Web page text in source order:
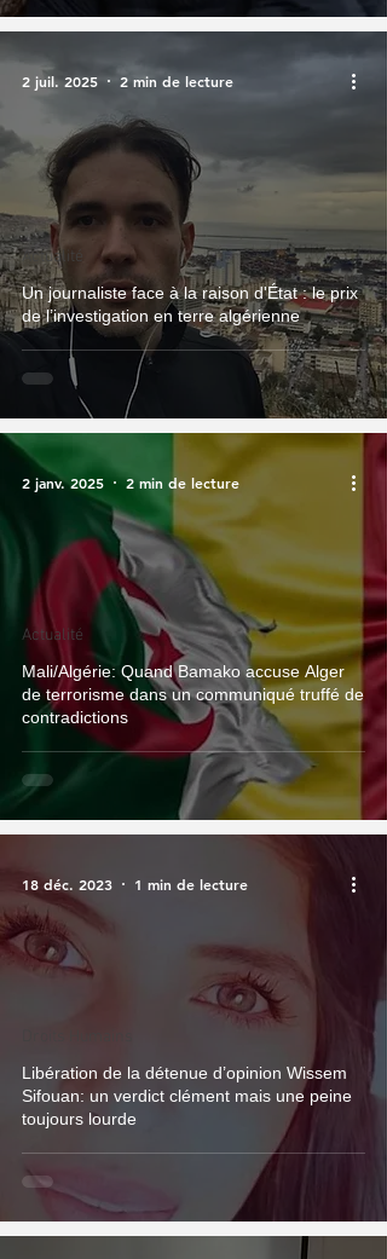
Un journaliste face à la raison d'État : le prix
de l’investigation en terre algérienne
Actualité
2 juil. 2025 2 min de lecture
Mali/Algérie: Quand Bamako accuse Alger
de terrorisme dans un communiqué truffé de
contradictions
Actualité
2 janv. 2025 2 min de lecture
Libération de la détenue d’opinion Wissem
Sifouan: un verdict clément mais une peine
toujours lourde
18 déc. 2023 1 min de lecture